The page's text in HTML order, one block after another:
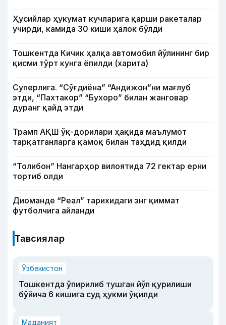
Ҳусийлар ҳукумат кучларига қарши ракеталар
учирди, камида 30 киши ҳалок бўлди
Тошкентда Кичик ҳалқа автомобил йўлининг бир
қисми тўрт кунга ёпилди (харита)
Суперлига. “Сўғдиёна” “Андижон”ни мағлуб
этди, “Пахтакор” “Бухоро” билан жанговар
дуранг қайд этди
Трамп АҚШ ўқ-дорилари ҳақида маълумот
тарқатганларга қамоқ билан таҳдид қилди
“Толибон” Нангарҳор вилоятида 72 гектар ерни
тортиб олди
Диоманде “Реал” тарихидаги энг қиммат
футболчига айланди
Тавсиялар
Ўзбекистон
Тошкентда ўпирилиб тушган йўл қурилиши
бўйича 6 кишига суд ҳукми ўқилди
Маданият